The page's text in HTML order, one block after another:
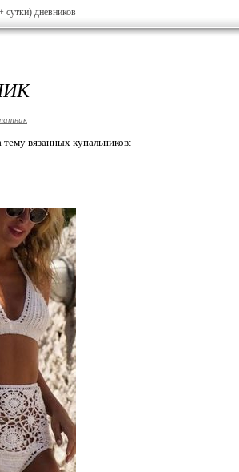
сутки) дневников
вязанных купальников: